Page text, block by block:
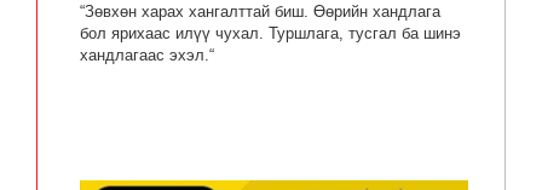
“Зөвхөн харах хангалттай биш. Өөрийн хандлага
бол ярихаас илүү чухал. Туршлага, тусгал ба шинэ
хандлагаас эхэл.“